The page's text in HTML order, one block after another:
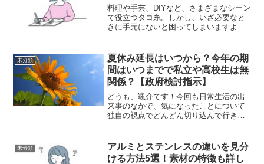
料理や手芸、DIYなど、さまざまなシーン
で役立つタコ糸。しかし、いざ必要なと
きに手元にないと困ってしまいますよ
くさんあります。例えば、料理では【麻
紐】や【綿糸】を使うこ...
未分類
夏休み延長はいつから？今年の期
間はいつまでで私立や高校生は無
関係？【政府検討指示】
どうも、颯介です！今回も日常生活の出
来事のなかで、気になったことについて
独自の視点でどんどん切り込んで行きた
は、連日の猛暑を受けて、熱中症対策の
一環として夏休みの延長が検...
未分類
アルミとステンレスの違いを見分
ける方法5選！素材の特徴も詳し